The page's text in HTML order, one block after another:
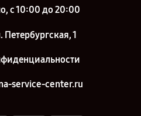
с 10:00 до 20:00
Петербургская, 1
service-center.ru